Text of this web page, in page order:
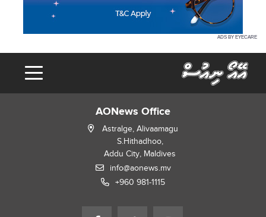
ADS BY EYECARE
AONews Office
Astralge, Alivaamagu
S.Hithadhoo,
Addu City, Maldives
info@aonews.mv
+960 981-1115